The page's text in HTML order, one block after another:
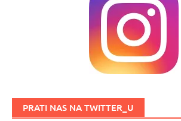
PRATI NAS NA TWITTER_U